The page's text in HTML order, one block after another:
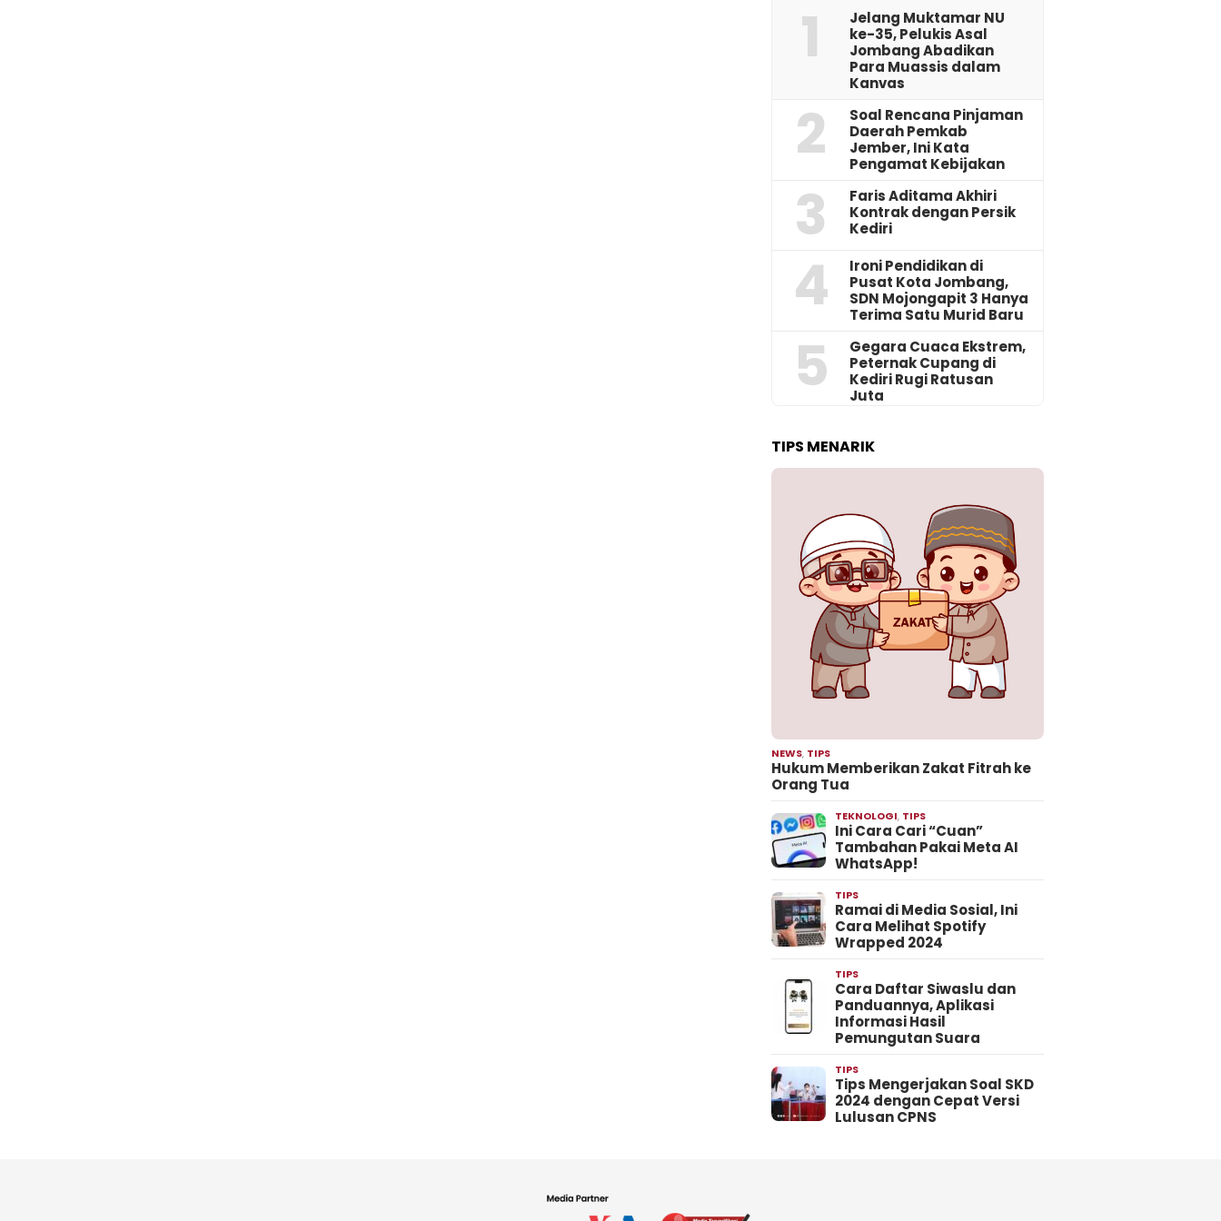
1
Jelang Muktamar NU
ke-35, Pelukis Asal
Jombang Abadikan
Para Muassis dalam
Kanvas
2
‎Soal Rencana Pinjaman
Daerah Pemkab
Jember, Ini Kata
Pengamat Kebijakan ‎
3
Faris Aditama Akhiri
Kontrak dengan Persik
Kediri
4
Ironi Pendidikan di
Pusat Kota Jombang,
SDN Mojongapit 3 Hanya
Terima Satu Murid Baru
5
‎Gegara Cuaca Ekstrem,
Peternak Cupang di
Kediri Rugi Ratusan
Juta
TIPS MENARIK
NEWS, TIPS
Hukum Memberikan Zakat Fitrah ke
Orang Tua
TEKNOLOGI, TIPS
Ini Cara Cari “Cuan”
Tambahan Pakai Meta AI
WhatsApp!
TIPS
Ramai di Media Sosial, Ini
Cara Melihat Spotify
Wrapped 2024
TIPS
Cara Daftar Siwaslu dan
Panduannya, Aplikasi
Informasi Hasil
Pemungutan Suara
TIPS
Tips Mengerjakan Soal SKD
2024 dengan Cepat Versi
Lulusan CPNS